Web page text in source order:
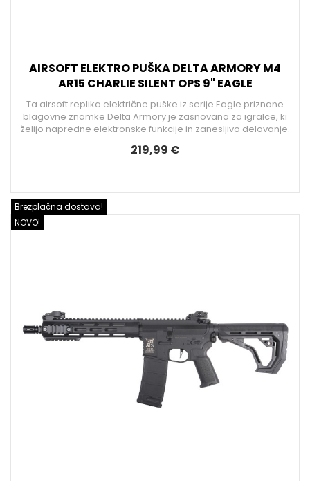
AIRSOFT ELEKTRO PUŠKA DELTA ARMORY M4
AR15 CHARLIE SILENT OPS 9" EAGLE
Ta airsoft replika električne puške iz serije Eagle priznane
blagovne znamke Delta Armory je zasnovana za igralce, ki
želijo napredne elektronske funkcije in zanesljivo delovanje.
219,99 €
NOVO!
Brezplačna dostava!